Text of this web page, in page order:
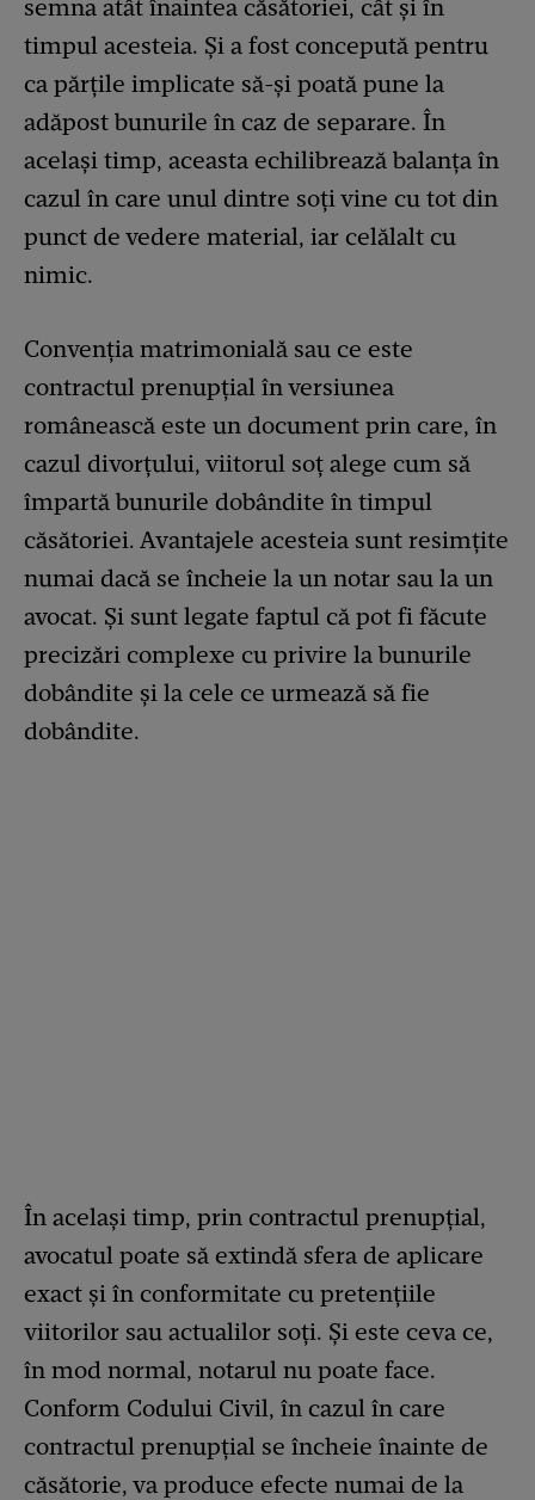
semna atât înaintea căsătoriei, cât și în
timpul acesteia. Și a fost concepută pentru
ca părțile implicate să-și poată pune la
adăpost bunurile în caz de separare. În
același timp, aceasta echilibrează balanța în
cazul în care unul dintre soți vine cu tot din
punct de vedere material, iar celălalt cu
nimic.
Convenția matrimonială sau ce este
contractul prenupțial în versiunea
românească este un document prin care, în
cazul divorțului, viitorul soț alege cum să
împartă bunurile dobândite în timpul
căsătoriei. Avantajele acesteia sunt resimțite
numai dacă se încheie la un notar sau la un
avocat. Și sunt legate faptul că pot fi făcute
precizări complexe cu privire la bunurile
dobândite și la cele ce urmează să fie
dobândite.
În același timp, prin contractul prenupțial,
avocatul poate să extindă sfera de aplicare
exact și în conformitate cu pretențiile
viitorilor sau actualilor soți. Și este ceva ce,
în mod normal, notarul nu poate face.
Conform Codului Civil, în cazul în care
contractul prenupțial se încheie înainte de
căsătorie, va produce efecte numai de la